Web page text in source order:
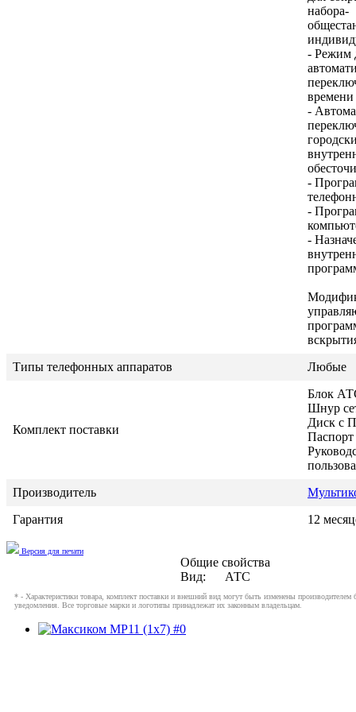
набора-
- Режим
времени
-
-
-
-
Типы телефонных аппаратов
Любые
Комплект поставки
Блок
Шнур
Диск с
Производитель
Гарантия
12
Версия для печати
Общие свойства
Вид:
АТС
* - Характеристики товара, комплект поставки и внешний вид могут быть изменены производителем
уведомления. Все торговые марки и логотипы принадлежат их законным владельцам.